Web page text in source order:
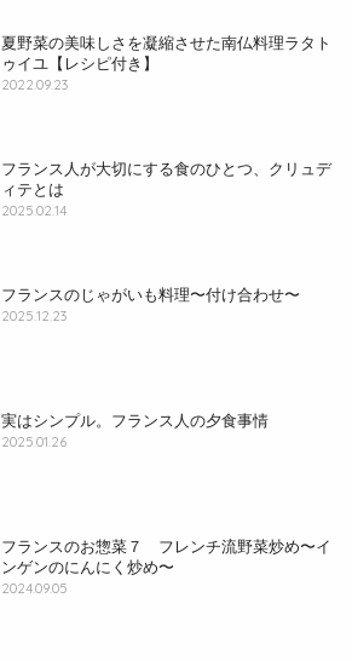
夏野菜の美味しさを凝縮させた南仏料理ラタト
ゥイユ【レシピ付き】
2022.09.23
フランス人が大切にする食のひとつ、クリュデ
ィテとは
2025.02.14
フランスのじゃがいも料理〜付け合わせ〜
2025.12.23
実はシンプル。フランス人の夕食事情
2025.01.26
フランスのお惣菜７ フレンチ流野菜炒め〜イ
ンゲンのにんにく炒め〜
2024.09.05